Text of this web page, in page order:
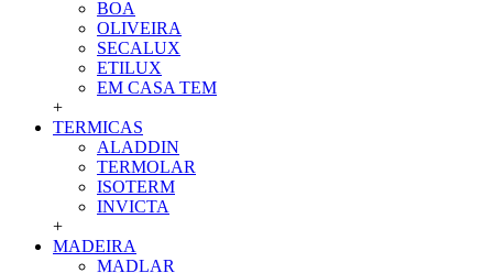
BOA
OLIVEIRA
SECALUX
ETILUX
EM CASA TEM
+
TERMICAS
ALADDIN
TERMOLAR
ISOTERM
INVICTA
+
MADEIRA
MADLAR